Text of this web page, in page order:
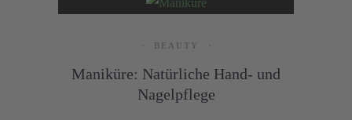
BEAUTY
Maniküre: Natürliche Hand- und
Nagelpflege